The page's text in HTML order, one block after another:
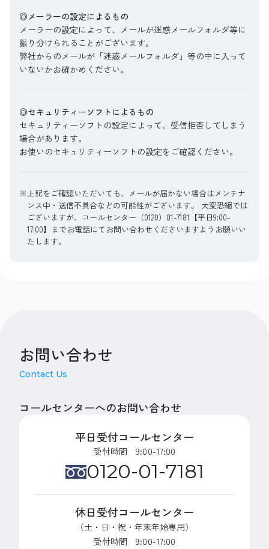
◎メーラーの設定によるもの
メーラーの設定によって、メールが迷惑メールフォルダ等に
振り分けられることがございます。
弊社からのメールが「迷惑メールフォルダ」等の中に入って
いないかお確かめください。
◎セキュリティーソフトによるもの
セキュリティーソフトの設定によって、受信拒否してしまう
場合があります。
お使いのセキュリティーソフトの設定をご確認ください。
※上記をご確認いただいても、メールが届かない場合はメンテナ
ンス中・送信不具合などの可能性がございます。 大変恐縮では
ございますが、コールセンター（0120）01-7181【平日9:00-
17:00】までお電話にてお問い合わせくださいますようお願いい
たします。
お問い合わせ
Contact Us
コールセンターへのお問い合わせ
平日受付コールセンター
受付時間 9:00-17:00
0120-01-7181
休日受付コールセンター
（土・日・祝・年末年始専用）
受付時間 9:00-17:00